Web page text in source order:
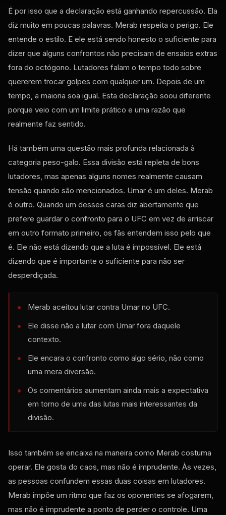
É por isso que a declaração está ganhando repercussão. Ela
diz muito em poucas palavras. Merab respeita o perigo. Ele
entende o estilo. E ele está sendo honesto o suficiente para
dizer que alguns confrontos não precisam de ensaios extras
fora do octógono. Lutadores falam o tempo todo sobre
quererem trocar golpes com qualquer um. Depois de um
tempo, a maioria soa igual. Esta declaração soou diferente
porque veio com um limite prático e uma razão que
realmente faz sentido.
Há também uma questão mais profunda relacionada à
categoria peso-galo. Essa divisão está repleta de bons
lutadores, mas apenas alguns nomes realmente causam
tensão quando são mencionados. Umar é um deles. Merab
é outro. Quando um desses caras diz abertamente que
prefere guardar o confronto para o UFC em vez de arriscar
em outro formato primeiro, os fãs entendem isso pelo que
é. Ele não está dizendo que a luta é impossível. Ele está
dizendo que é importante o suficiente para não ser
desperdiçada.
Merab aceitou lutar contra Umar no UFC.
Ele disse não a lutar com Umar fora daquele
contexto.
Ele encara o confronto como algo sério, não como
uma mera diversão.
Os comentários aumentam ainda mais a expectativa
em torno de uma das lutas mais interessantes da
divisão.
Isso também se encaixa na maneira como Merab costuma
operar. Ele gosta do caos, mas não é imprudente. Às vezes,
as pessoas confundem essas duas coisas em lutadores.
Merab impõe um ritmo que faz os oponentes se afogarem,
mas não é imprudente a ponto de perder o controle. Uma